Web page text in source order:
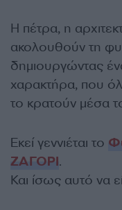
Η πέτρα, η
ακολουθούν τη
δημιουργώντας
χαρακτήρα, που
το κρατούν μέσα
Εκεί γεννιέται το
ΖΑΓΟΡΙ.
Και ίσως αυτό να